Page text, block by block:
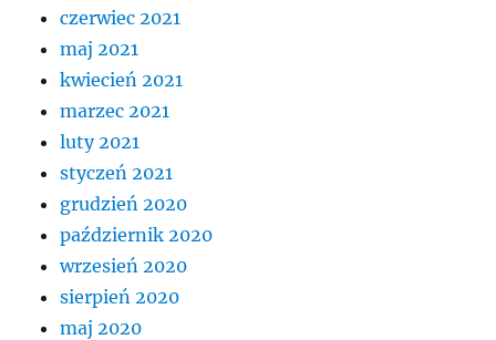
czerwiec 2021
maj 2021
kwiecień 2021
marzec 2021
luty 2021
styczeń 2021
grudzień 2020
październik 2020
wrzesień 2020
sierpień 2020
maj 2020